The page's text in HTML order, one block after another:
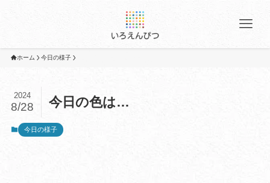
ホーム 今日の様子
今日の色は…
2024
8/28
今日の様子